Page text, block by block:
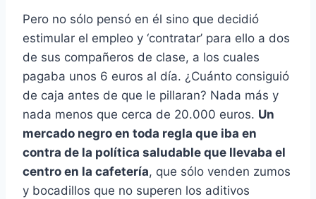
Pero no sólo pensó en él sino que decidió
estimular el empleo y ‘contratar’ para ello a dos
de sus compañeros de clase, a los cuales
pagaba unos 6 euros al día. ¿Cuánto consiguió
de caja antes de que le pillaran? Nada más y
nada menos que cerca de 20.000 euros. Un
mercado negro en toda regla que iba en
contra de la política saludable que llevaba el
centro en la cafetería, que sólo venden zumos
y bocadillos que no superen los aditivos